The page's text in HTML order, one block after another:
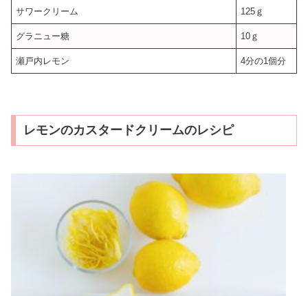
サワークリーム 125ｇ
グラニュー糖 10ｇ
瀬戸内レモン 4分の1個分
レモンのカスタードクリームのレシピ